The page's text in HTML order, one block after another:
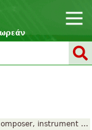
instrument ...